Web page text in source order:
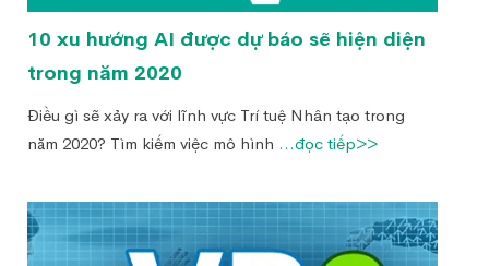
10 xu hướng AI được dự báo sẽ hiện diện
trong năm 2020
Điều gì sẽ xảy ra với lĩnh vực Trí tuệ Nhân tạo trong
năm 2020? Tìm kiếm việc mô hình ...đọc tiếp>>